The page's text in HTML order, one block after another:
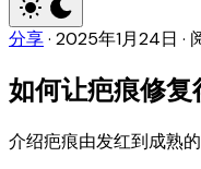
分享· 2025年1月24日 ·
如何让疤痕修复
介绍疤痕由发红到成熟